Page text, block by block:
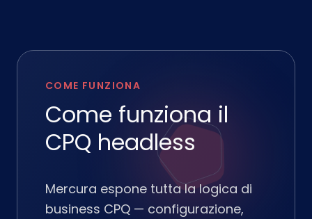
COME FUNZIONA
Come funziona il
CPQ headless
Mercura espone tutta la logica di
business CPQ — configurazione,